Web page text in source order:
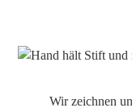
Wir zeichnen